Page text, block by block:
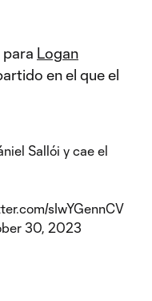
para Logan
en el que el
Sallói y cae el
sIwYGennCV
30, 2023